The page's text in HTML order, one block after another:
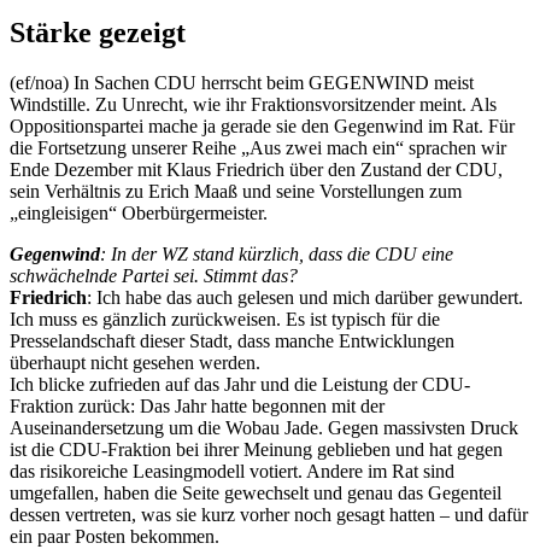
Stärke gezeigt
(ef/noa) In Sachen CDU herrscht beim GEGENWIND meist
Windstille. Zu Unrecht, wie ihr Fraktionsvorsitzender meint. Als
Oppositionspartei mache ja gerade sie den Gegenwind im Rat. Für
die Fortsetzung unserer Reihe „Aus zwei mach ein“ sprachen wir
Ende Dezember mit Klaus Friedrich über den Zustand der CDU,
sein Verhältnis zu Erich Maaß und seine Vorstellungen zum
„eingleisigen“ Oberbürgermeister.
Gegenwind: In der WZ stand kürzlich, dass die CDU eine
schwächelnde Partei sei. Stimmt das?
Friedrich: Ich habe das auch gelesen und mich darüber gewundert.
Ich muss es gänzlich zurückweisen. Es ist typisch für die
Presselandschaft dieser Stadt, dass manche Entwicklungen
überhaupt nicht gesehen werden.
Ich blicke zufrieden auf das Jahr und die Leistung der CDU-
Fraktion zurück: Das Jahr hatte begonnen mit der
Auseinandersetzung um die Wobau Jade. Gegen massivsten Druck
ist die CDU-Fraktion bei ihrer Meinung geblieben und hat gegen
das risikoreiche Leasingmodell votiert. Andere im Rat sind
umgefallen, haben die Seite gewechselt und genau das Gegenteil
dessen vertreten, was sie kurz vorher noch gesagt hatten – und dafür
ein paar Posten bekommen.